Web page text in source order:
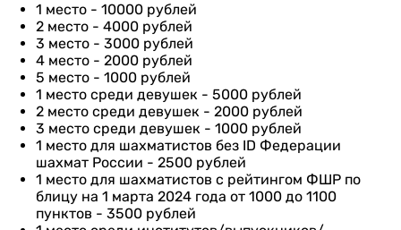
1 место - 10000 рублей
2 место - 4000 рублей
3 место - 3000 рублей
4 место - 2000 рублей
5 место - 1000 рублей
1 место среди девушек - 5000 рублей
2 место среди девушек - 2000 рублей
3 место среди девушек - 1000 рублей
1 место для шахматистов без ID Федерации
шахмат России - 2500 рублей
1 место для шахматистов с рейтингом ФШР по
блицу на 1 марта 2024 года от 1000 до 1100
пунктов - 3500 рублей